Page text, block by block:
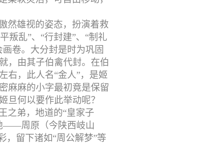
然雄视的姿态，扮演着救
叛乱”、“行封建”、“制礼
卷。大分封是时为巩固
，由其子伯禽代封。在伯
右，此人名“金人”，是姬
麻麻的小字最初竟是保留
旦何以要作此举动呢？
之弟，地道的“皇家子
——周原（今陕西岐山
，留下诸如“周公解梦”等